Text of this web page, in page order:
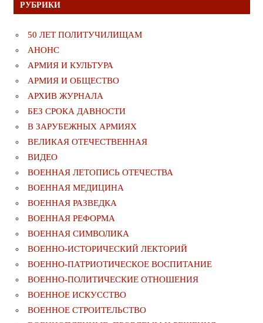
РУБРИКИ
50 ЛЕТ ПОЛИТУЧИЛИЩАМ
АНОНС
АРМИЯ И КУЛЬТУРА
АРМИЯ И ОБЩЕСТВО
АРХИВ ЖУРНАЛА
БЕЗ СРОКА ДАВНОСТИ
В ЗАРУБЕЖНЫХ АРМИЯХ
ВЕЛИКАЯ ОТЕЧЕСТВЕННАЯ
ВИДЕО
ВОЕННАЯ ЛЕТОПИСЬ ОТЕЧЕСТВА
ВОЕННАЯ МЕДИЦИНА
ВОЕННАЯ РАЗВЕДКА
ВОЕННАЯ РЕФОРМА
ВОЕННАЯ СИМВОЛИКА
ВОЕННО-ИСТОРИЧЕСКИЙ ЛЕКТОРИЙ
ВОЕННО-ПАТРИОТИЧЕСКОЕ ВОСПИТАНИЕ
ВОЕННО-ПОЛИТИЧЕСКИE ОТНОШЕНИЯ
ВОЕННОЕ ИСКУССТВО
ВОЕННОЕ СТРОИТЕЛЬСТВО